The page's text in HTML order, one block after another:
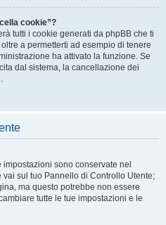
cookie”?
tutti i cookie generati da phpBB che ti
a permetterti ad esempio di tenere
ha attivato la funzione. Se
dal sistema, la cancellazione dei
sono conservate nel
sul tuo Pannello di Controllo Utente;
ma questo potrebbe non essere
tutte le tue impostazioni e le